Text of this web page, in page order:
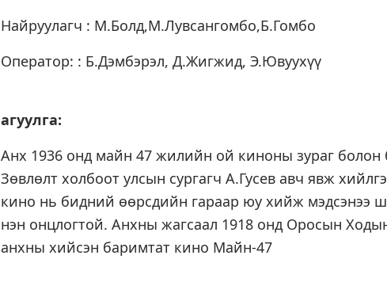
Найруулагч : М.Болд,М.Лувсангомбо,Б.Гомбо
Оператор: : Б.Дэмбэрэл, Д.Жигжид, Э.Ювуухүү
агуулга:
Анх 1936 онд майн 47 жилийн ой киноны зураг болон
Зөвлөлт холбоот улсын сургагч А.Гусев авч явж
кино нь бидний өөрсдийн гараар юу хийж мэдсэнээ
нэн онцлогтой. Анхны жагсаал 1918 онд Оросын
анхны хийсэн баримтат кино Майн-47